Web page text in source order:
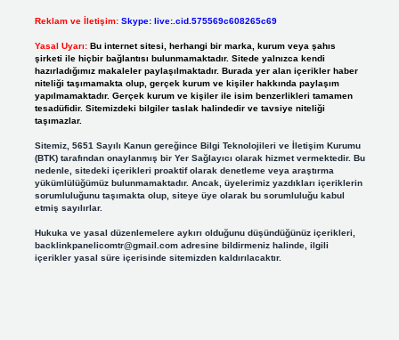
Reklam ve İletişim: Skype: live:.cid.575569c608265c69
Yasal Uyarı: Bu internet sitesi, herhangi bir marka, kurum veya şahıs
şirketi ile hiçbir bağlantısı bulunmamaktadır. Sitede yalnızca kendi
hazırladığımız makaleler paylaşılmaktadır. Burada yer alan içerikler haber
niteliği taşımamakta olup, gerçek kurum ve kişiler hakkında paylaşım
yapılmamaktadır. Gerçek kurum ve kişiler ile isim benzerlikleri tamamen
tesadüfidir. Sitemizdeki bilgiler taslak halindedir ve tavsiye niteliği
taşımazlar.
Sitemiz, 5651 Sayılı Kanun gereğince Bilgi Teknolojileri ve İletişim Kurumu
(BTK) tarafından onaylanmış bir Yer Sağlayıcı olarak hizmet vermektedir. Bu
nedenle, sitedeki içerikleri proaktif olarak denetleme veya araştırma
yükümlülüğümüz bulunmamaktadır. Ancak, üyelerimiz yazdıkları içeriklerin
sorumluluğunu taşımakta olup, siteye üye olarak bu sorumluluğu kabul
etmiş sayılırlar.
Hukuka ve yasal düzenlemelere aykırı olduğunu düşündüğünüz içerikleri,
backlinkpanelicomtr@gmail.comadresine bildirmeniz halinde, ilgili
içerikler yasal süre içerisinde sitemizden kaldırılacaktır.